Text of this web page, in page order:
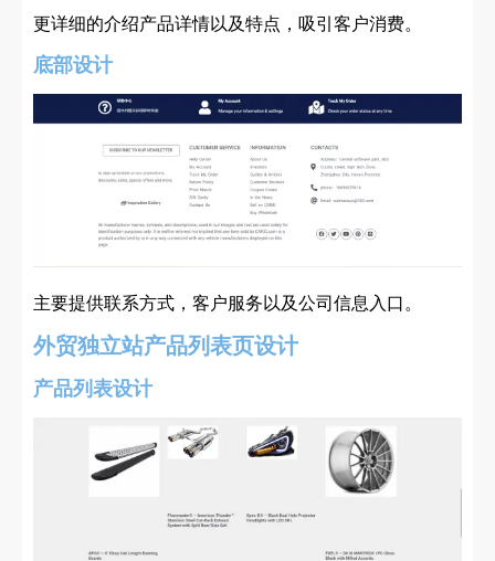
更详细的介绍产品详情以及特点，吸引客户消费。
底部设计
主要提供联系方式，客户服务以及公司信息入口。
外贸独立站产品列表页设计
产品列表设计